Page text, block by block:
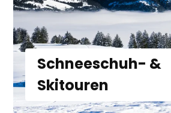
Schneeschuh- &
Skitouren